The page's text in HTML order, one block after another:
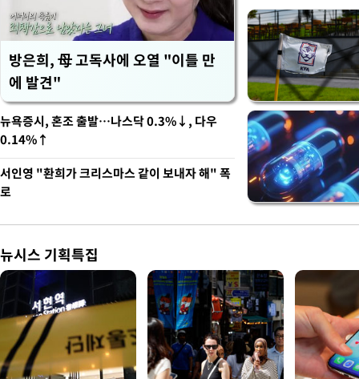
방은희, 母 고독사에 오열 "이틀 만
에 발견"
뉴욕증시, 혼조 출발…나스닥 0.3%↓, 다우
0.14%↑
서인영 "환희가 크리스마스 같이 보내자 해" 폭
로
뉴시스 기획특집